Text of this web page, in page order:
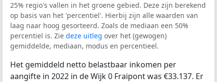
25% regio's vallen in het groene gebied. Deze zijn berekend
op basis van het 'percentiel'. Hierbij zijn alle waarden van
laag naar hoog gesorteerd. Zoals de mediaan een 50%
percentiel is. Zie deze uitleg over het (gewogen)
gemiddelde, mediaan, modus en percentieel.
Het gemiddeld netto belastbaar inkomen per
aangifte in 2022 in de Wijk 0 Fraipont was €33.137. Er